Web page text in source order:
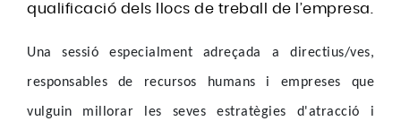
qualificació dels llocs de treball de l’empresa.
Una sessió especialment adreçada a directius/ves,
responsables de recursos humans i empreses que
vulguin millorar les seves estratègies d'atracció i